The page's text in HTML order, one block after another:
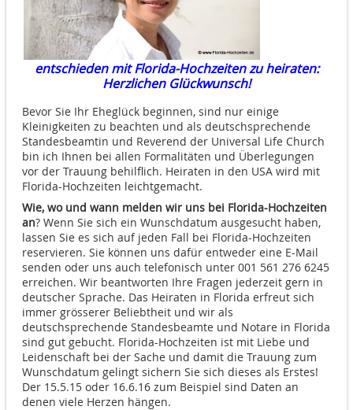
entschieden mit Florida-Hochzeiten zu heiraten:
Herzlichen Glückwunsch!
Bevor Sie Ihr Eheglück beginnen, sind nur einige
Kleinigkeiten zu beachten und als deutschsprechende
Standesbeamtin und Reverend der Universal Life Church
bin ich Ihnen bei allen Formalitäten und Überlegungen
vor der Trauung behilflich. Heiraten in den USA wird mit
Florida-Hochzeiten leichtgemacht.
Wie, wo und wann melden wir uns bei Florida-Hochzeiten
an? Wenn Sie sich ein Wunschdatum ausgesucht haben,
lassen Sie es sich auf jeden Fall bei Florida-Hochzeiten
reservieren. Sie können uns dafür entweder eine E-Mail
senden oder uns auch telefonisch unter 001 561 276 6245
erreichen. Wir beantworten Ihre Fragen jederzeit gern in
deutscher Sprache. Das Heiraten in Florida erfreut sich
immer grösserer Beliebtheit und wir als
deutschsprechende Standesbeamte und Notare in Florida
sind gut gebucht. Florida-Hochzeiten ist mit Liebe und
Leidenschaft bei der Sache und damit die Trauung zum
Wunschdatum gelingt sichern Sie sich dieses als Erstes!
Der 15.5.15 oder 16.6.16 zum Beispiel sind Daten an
denen viele Herzen hängen.